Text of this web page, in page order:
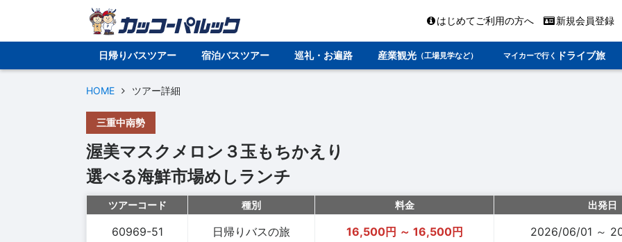
はじめてご利用の方へ 新規会員登録
日帰りバスツアー 宿泊バスツアー 巡礼・お遍路 産業観光 （工場見学など） マイカーで行く ドライブ旅
HOME ツアー詳細
三重中南勢
渥美マスクメロン３玉もちかえり
選べる海鮮市場めしランチ
ツアーコード 種別 料金 出発日
60969-51 日帰りバスの旅 16,500円 ～ 16,500円 2026/06/01 ～